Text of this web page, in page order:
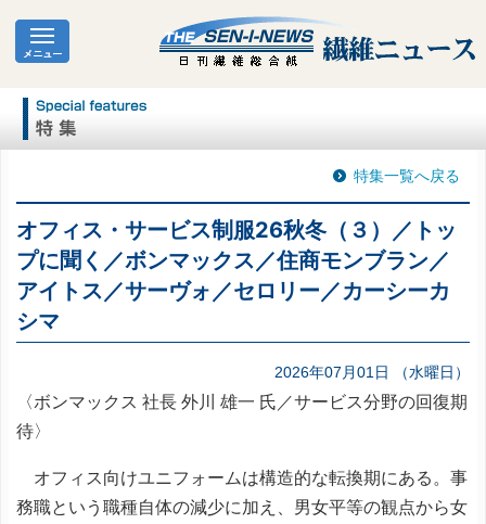
特集一覧へ戻る
オフィス・サービス制服26秋冬（３）／トッ
プに聞く／ボンマックス／住商モンブラン／
アイトス／サーヴォ／セロリー／カーシーカ
シマ
2026年07月01日 （水曜日）
〈ボンマックス 社長 外川 雄一 氏／サービス分野の回復期
待〉
オフィス向けユニフォームは構造的な転換期にある。事
務職という職種自体の減少に加え、男女平等の観点から女